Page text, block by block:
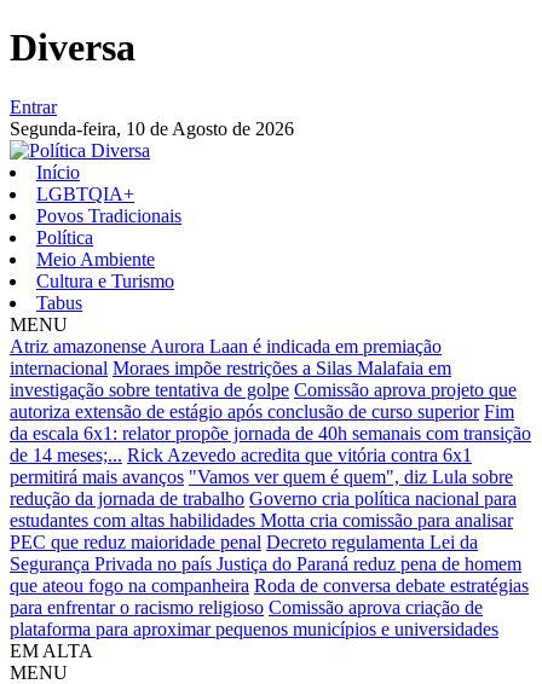
Diversa
Entrar
Segunda-feira, 10 de Agosto de 2026
Início
LGBTQIA+
Povos Tradicionais
Política
Meio Ambiente
Cultura e Turismo
Tabus
MENU
Atriz amazonense Aurora Laan é indicada em premiação
internacional Moraes impõe restrições a Silas Malafaia em
investigação sobre tentativa de golpe Comissão aprova projeto que
autoriza extensão de estágio após conclusão de curso superior Fim
da escala 6x1: relator propõe jornada de 40h semanais com transição
de 14 meses;... Rick Azevedo acredita que vitória contra 6x1
permitirá mais avanços "Vamos ver quem é quem", diz Lula sobre
redução da jornada de trabalho Governo cria política nacional para
estudantes com altas habilidades Motta cria comissão para analisar
PEC que reduz maioridade penal Decreto regulamenta Lei da
Segurança Privada no país Justiça do Paraná reduz pena de homem
que ateou fogo na companheira Roda de conversa debate estratégias
para enfrentar o racismo religioso Comissão aprova criação de
plataforma para aproximar pequenos municípios e universidades
EM ALTA
MENU